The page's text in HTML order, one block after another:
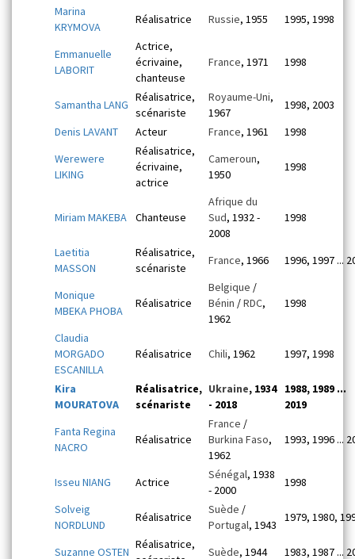
Marina
KRYMOVA
Réalisatrice Russie, 1955 1995, 1998
Emmanuelle
LABORIT
Actrice,
écrivaine,
chanteuse
France, 1971 1998
Samantha LANG
Réalisatrice,
scénariste
Royaume-Uni,
1967
1998, 2003
Denis LAVANT
Acteur France, 1961
1998
Werewere
LIKING
Réalisatrice,
écrivaine,
actrice
Cameroun,
1950
1998
Miriam MAKEBA Chanteuse
Afrique du
Sud, 1932 -
2008
1998
Laetitia
MASSON
Réalisatrice,
scénariste
France, 1966 1996, 1997 ...
Monique
MBEKA PHOBA
Réalisatrice
Belgique /
Bénin /RDC,
1962
1998
Claudia
MORGADO
ESCANILLA
Réalisatrice Chili, 1962 1997, 1998
Kira
MOURATOVA
Réalisatrice,
scénariste
Ukraine, 1934
- 2018
1988, 1989 ...
2019
Fanta Regina
NACRO
Réalisatrice
France /
Burkina Faso,
1962
1993, 1996 ...
Isseu NIANG Actrice
Sénégal, 1938
- 2000
1998
Solveig
NORDLUND
Réalisatrice
Suède /
Portugal, 1943
1979, 1980,
Suzanne OSTEN
Réalisatrice,
Suède, 1944 1983, 1987 ...